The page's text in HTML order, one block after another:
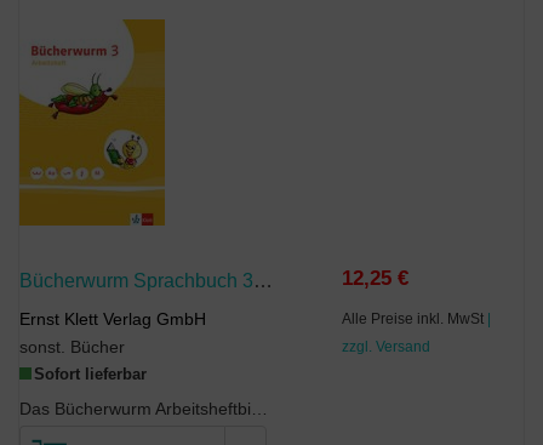
Bücherwurm Sprachbuch 3. Ausgabe Für Berlin, Brandenburg, Mecklenburg-Vorpommern, Sachsen, Sachsen-Anhalt, Thüringen
Ernst Klett Verlag GmbH
sonst. Bücher
Sofort lieferbar
12,25 €
Alle Preise inkl. MwSt |
zzgl. Versand